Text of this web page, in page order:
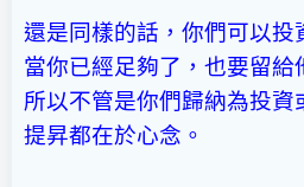
還是同樣的話，你們可以投
當你已經足夠了，也要留給
所以不管是你們歸納為投
提昇都在於心念。